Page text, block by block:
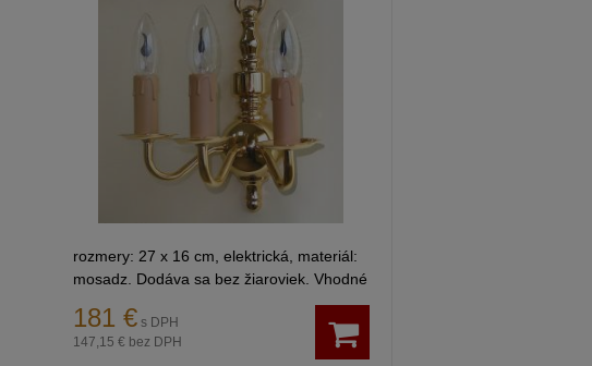
rozmery: 27 x 16 cm, elektrická, materiál:
mosadz. Dodáva sa bez žiaroviek. Vhodné
žiarovky, s nasledujúcimi obj.č.: 306, resp.
307/1.
181 € s DPH
147,15 € bez DPH